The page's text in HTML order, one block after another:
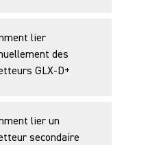
lier
des
GLX-D+
lier un
secondaire